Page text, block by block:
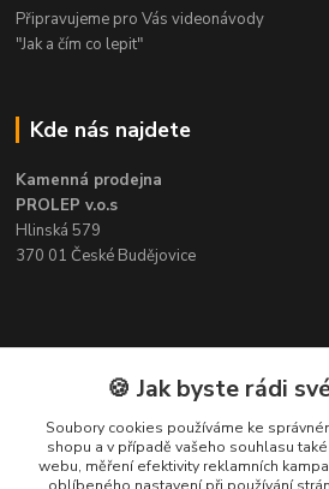
Připravujeme pro Vás videonávody
"Jak a čím co lepit"
Kde nás najdete
Kamenná prodejna
PROLEP v.o.s
Hlinská 579
370 01 České Budějovice
Kontakt
Pavel Šedivý
+420 602 148 895
Pracovní doba PO - PÁ: 8,00-16,30
🍪 Jak byste rádi
Soubory cookies používáme ke
shopu a v případě vašeho souhlasu
webu, měření efektivity reklamních